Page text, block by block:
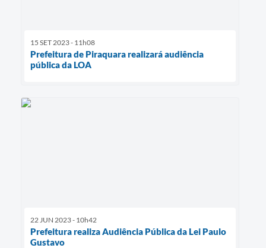
15 SET 2023 - 11h08
Prefeitura de Piraquara realizará audiência
pública da LOA
22 JUN 2023 - 10h42
Prefeitura realiza Audiência Pública da Lei Paulo
Gustavo